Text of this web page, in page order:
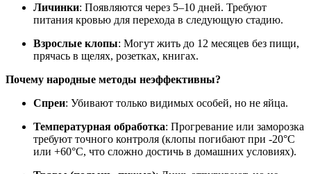
Личинки: Появляются через 5–10 дней. Требуют
питания кровью для перехода в следующую стадию.
Взрослые клопы: Могут жить до 12 месяцев без пищи,
прячась в щелях, розетках, книгах.
Почему народные методы неэффективны?
Спреи: Убивают только видимых особей, но не яйца.
Температурная обработка: Прогревание или заморозка
требуют точного контроля (клопы погибают при -20°C
или +60°C, что сложно достичь в домашних условиях).